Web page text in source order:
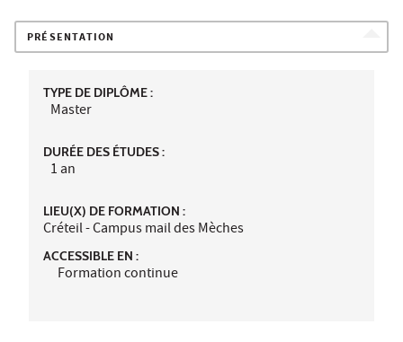
PRÉSENTATION
TYPE DE DIPLÔME :
Master
DURÉE DES ÉTUDES :
1 an
LIEU(X) DE FORMATION :
Créteil - Campus mail des Mèches
ACCESSIBLE EN :
Formation continue